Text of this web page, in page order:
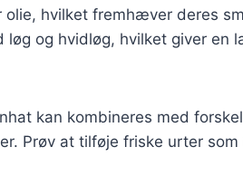
hvilket fremhæver deres
og hvidløg, hvilket giver en
kan kombineres med
Prøv at tilføje friske urter